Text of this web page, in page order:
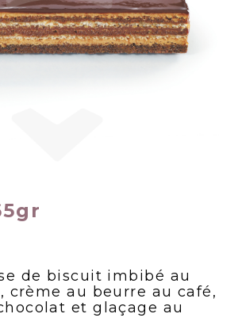
de biscuit imbibé au
crème au beurre au café,
et glaçage au